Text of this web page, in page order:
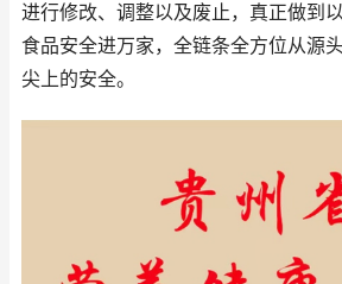
进行修改、调整以及废止，真正做到
食品安全进万家，全链条全方位从源
尖上的安全。